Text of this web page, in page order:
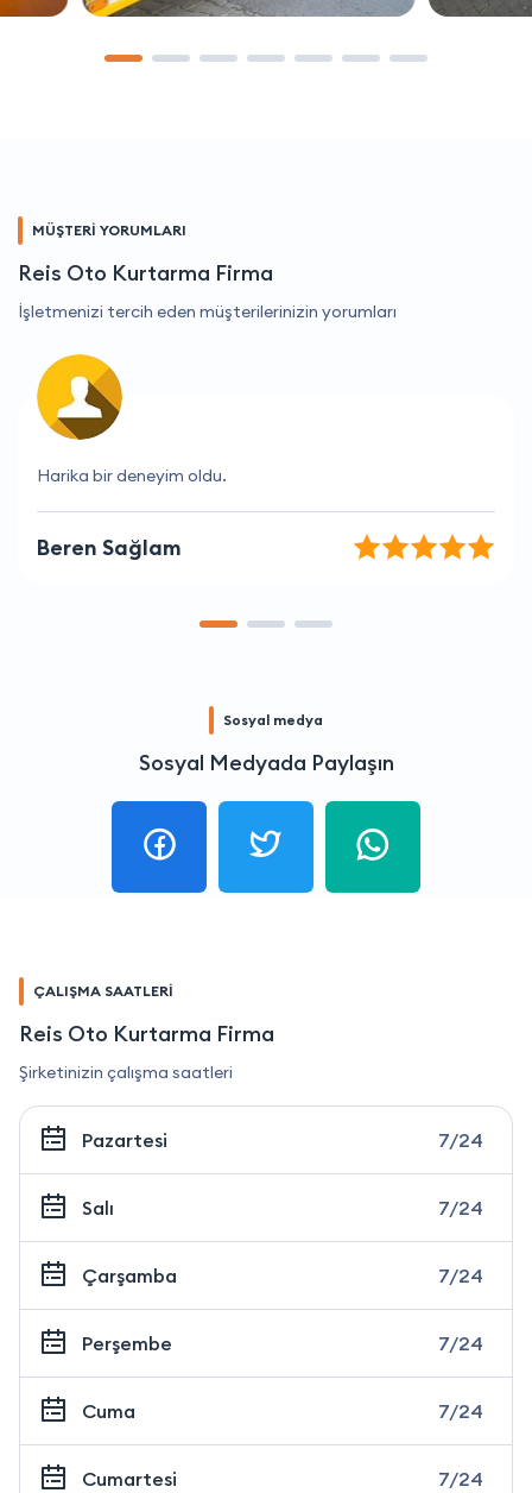
MÜŞTERİ YORUMLARI
Reis Oto Kurtarma Firma
İşletmenizi tercih eden müşterilerinizin yorumları
Müşteri hizmetleri çok yardımcı oldu, teşekkür ederim.
Kerem İpek
Sosyal medya
Sosyal Medyada Paylaşın
ÇALIŞMA SAATLERİ
Reis Oto Kurtarma Firma
Şirketinizin çalışma saatleri
Pazartesi 7/24
Salı 7/24
Çarşamba 7/24
Perşembe 7/24
Cuma 7/24
Cumartesi 7/24